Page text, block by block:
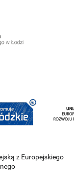
z Europejskiego